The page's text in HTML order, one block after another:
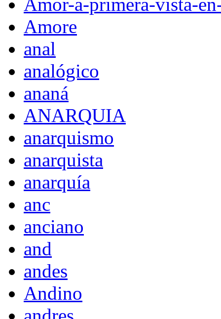
Amor-a-primera-vista-
Amore
anal
analógico
ananá
ANARQUIA
anarquismo
anarquista
anarquía
anc
anciano
and
andes
Andino